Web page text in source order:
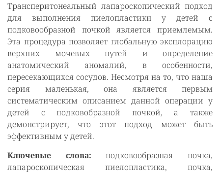
Трансперитонеальный лапароскопический подход
для выполнения пиелопластики у детей с
подковообразной почкой является приемлемым.
Эта процедура позволяет глобальную эксплорацию
верхних мочевых путей и определение
анатомический аномалий, в особенности,
пересекающихся сосудов. Несмотря на то, что наша
серия маленькая, она является первым
систематическим описанием данной операции у
детей с подковобразной почкой, а также
демонстрирует, что этот подход может быть
эффективным у детей.
Ключевые слова: подковообразная почка,
лапароскопическая пиелопластика, почка,